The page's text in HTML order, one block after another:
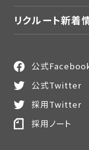
リクルート新着
公式
公式Twitter
採用Twitter
採用ノート